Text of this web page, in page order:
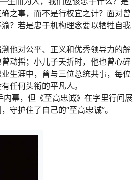
之事，而不是行权宜之计？面对曾
？若是忠于机构理念要以牺牲自我
他对公平、正义和优秀领导力的解
动摇；小儿子夭折时，他也曾心碎
生涯中，曾与三位总统共事，每位
任何头衔的平凡人。
内幕，但《至高忠诚》在字里行间展
护住了自己的“至高忠诚”。